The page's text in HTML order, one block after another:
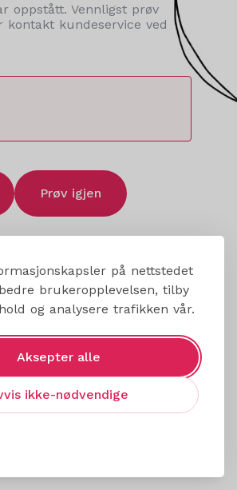
på nettstedet
brukeropplevelsen, tilby
og analysere trafikken vår.
Aksepter alle
ikke-nødvendige
oppstått. Vennligst prøv
kontakt kundeservice ved
Prøv igjen